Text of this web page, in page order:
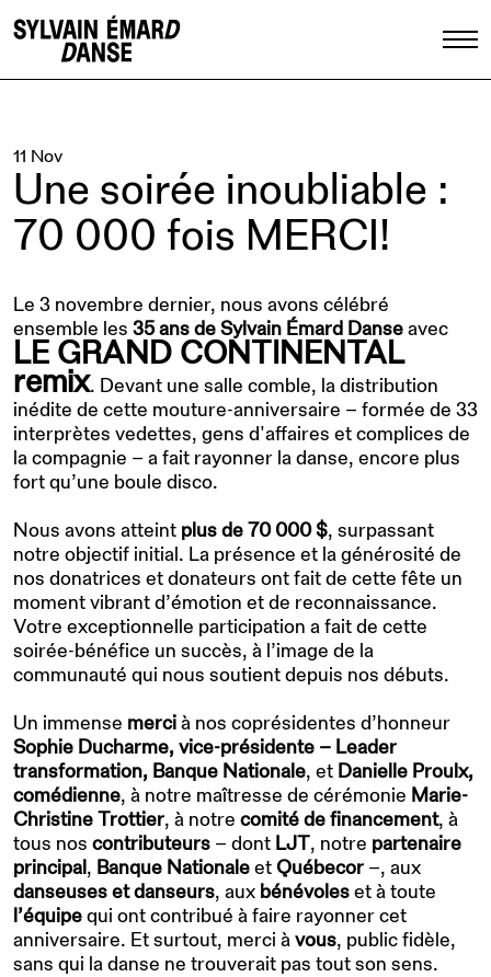
11 Nov
Une soirée inoubliable :
70 000 fois MERCI!
Le 3 novembre dernier, nous avons célébré
ensemble les 35 ans de Sylvain Émard Danseavec
LE GRAND CONTINENTAL
remix. Devant une salle comble, la distribution
inédite de cette mouture-anniversaire – formée de 33
interprètes vedettes, gens d'affaires et complices de
la compagnie – a fait rayonner la danse, encore plus
fort qu’une boule disco.
Nous avons atteint plus de 70 000 $, surpassant
notre objectif initial. La présence et la générosité de
nos donatrices et donateurs ont fait de cette fête un
moment vibrant d’émotion et de reconnaissance.
Votre exceptionnelle participation a fait de cette
soirée-bénéfice un succès, à l’image de la
communauté qui nous soutient depuis nos débuts.
Un immense mercià nos coprésidentes d’honneur
Sophie Ducharme, vice-présidente – Leader
transformation, Banque Nationale, et Danielle Proulx,
comédienne, à notre maîtresse de cérémonie Marie-
Christine Trottier, à notre comité de financement, à
tous nos contributeurs – dont LJT, notre partenaire
principal, Banque Nationaleet Québecor –, aux
danseuses etdanseurs, aux bénévoleset à toute
l’équipequi ont contribué à faire rayonner cet
anniversaire. Et surtout, merci àvous, public fidèle,
sans qui la danse ne trouverait pas tout son sens.